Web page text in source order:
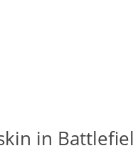
in